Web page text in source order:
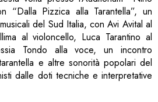
“Dalla Pizzica alla Tarantella”, un
del Sud Italia, con Avi Avital al
al violoncello, Luca Tarantino al
Tondo alla voce, un incontro
e altre sonorità popolari del
dalle doti tecniche e interpretative